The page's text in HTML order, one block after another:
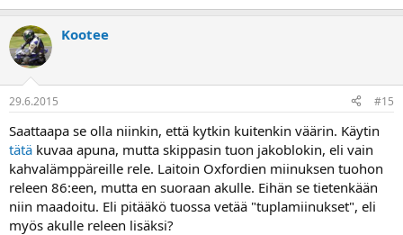
Kootee
29.6.2015 #15
Saattaapa se olla niinkin, että kytkin kuitenkin väärin. Käytin
tätä kuvaa apuna, mutta skippasin tuon jakoblokin, eli vain
kahvalämppäreille rele. Laitoin Oxfordien miinuksen tuohon
releen 86:een, mutta en suoraan akulle. Eihän se tietenkään
niin maadoitu. Eli pitääkö tuossa vetää "tuplamiinukset", eli
myös akulle releen lisäksi?